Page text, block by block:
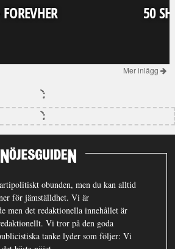
50
Mer inlägg
obunden, men du kan alltid
för jämställdhet. Vi är
men det redaktionella innehållet är
Vi tror på den goda
tanke lyder som följer: Vi